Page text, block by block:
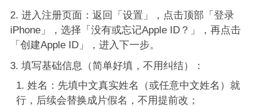
进入注册页面：返回「设置」，点击顶部「登录
iPhone」，选择「没有或忘记Apple ID？」，再点击
「创建Apple ID」，进入下一步。
填写基础信息（简单好填，不用纠结）：
姓名：先填中文真实姓名（或任意中文姓名）就
行，后续会替换成片假名，不用提前改；